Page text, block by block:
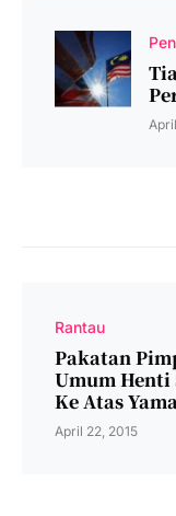
Rantau
Pakatan
Umum Henti
Ke Atas
April 22, 2015